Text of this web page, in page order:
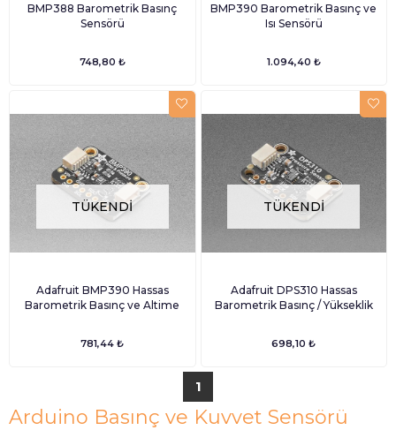
BMP388 Barometrik Basınç
Sensörü
748,80 ₺
BMP390 Barometrik Basınç ve
Isı Sensörü
1.094,40 ₺
TÜKENDI
Adafruit BMP390 Hassas
Barometrik Basınç ve Altime
781,44 ₺
TÜKENDI
Adafruit DPS310 Hassas
Barometrik Basınç / Yükseklik
698,10 ₺
1
Arduino Basınç ve Kuvvet Sensörü